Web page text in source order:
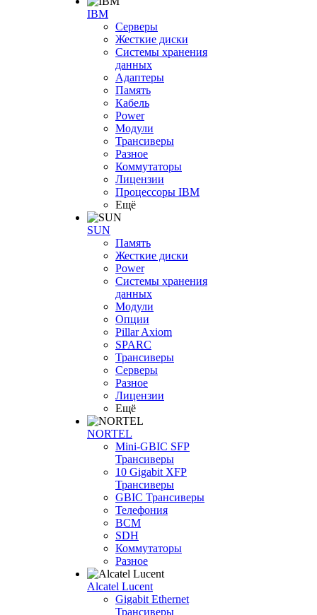
IBM
Серверы
Жесткие диски
Системы хранения
данных
Адаптеры
Память
Кабель
Power
Модули
Трансиверы
Разное
Коммутаторы
Лицензии
Процессоры IBM
Ещё
SUN
Память
Жесткие диски
Power
Системы хранения
данных
Модули
Опции
Pillar Axiom
SPARC
Трансиверы
Серверы
Разное
Лицензии
Ещё
NORTEL
Mini-GBIC SFP
Трансиверы
10 Gigabit XFP
Трансиверы
GBIC Трансиверы
Телефония
BCM
SDH
Коммутаторы
Разное
Alcatel Lucent
Gigabit Ethernet
Трансиверы